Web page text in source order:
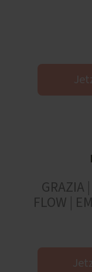
GRAZIA
FLOW |